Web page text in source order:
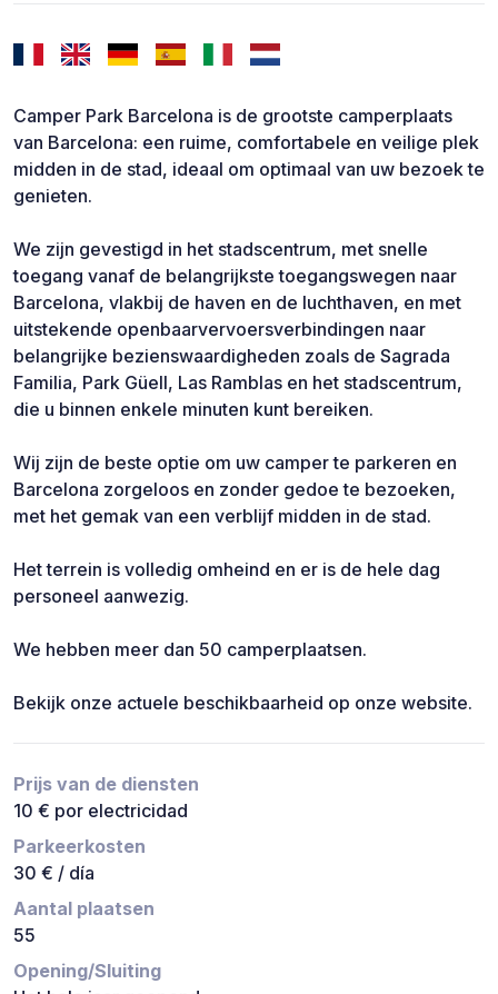
Camper Park Barcelona is de grootste camperplaats
van Barcelona: een ruime, comfortabele en veilige plek
midden in de stad, ideaal om optimaal van uw bezoek te
genieten.
We zijn gevestigd in het stadscentrum, met snelle
toegang vanaf de belangrijkste toegangswegen naar
Barcelona, vlakbij de haven en de luchthaven, en met
uitstekende openbaarvervoersverbindingen naar
belangrijke bezienswaardigheden zoals de Sagrada
Familia, Park Güell, Las Ramblas en het stadscentrum,
die u binnen enkele minuten kunt bereiken.
Wij zijn de beste optie om uw camper te parkeren en
Barcelona zorgeloos en zonder gedoe te bezoeken,
met het gemak van een verblijf midden in de stad.
Het terrein is volledig omheind en er is de hele dag
personeel aanwezig.
We hebben meer dan 50 camperplaatsen.
Bekijk onze actuele beschikbaarheid op onze website.
Prijs van de diensten
10 € por electricidad
Parkeerkosten
30 € / día
Aantal plaatsen
55
Opening/Sluiting